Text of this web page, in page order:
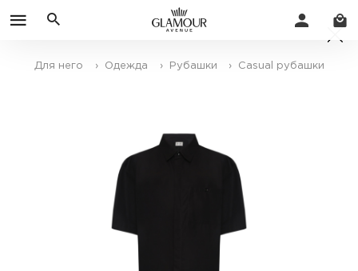
Для него › Одежда › Рубашки › Casual рубашки